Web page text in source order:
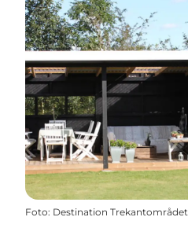
Foto: Destination Trekantområdet